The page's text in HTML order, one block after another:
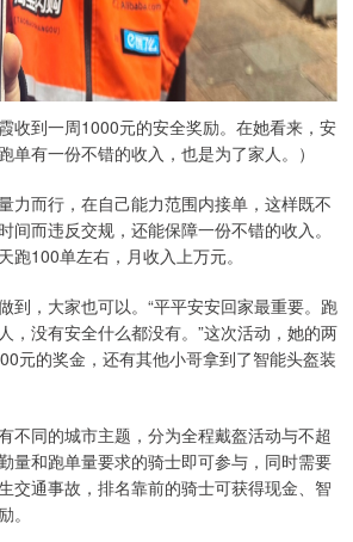
收到一周1000元的安全奖励。在她看来，安
单有一份不错的收入，也是为了家人。）
力而行，在自己能力范围内接单，这样既不
间而违反交规，还能保障一份不错的收入。
跑100单左右，月收入上万元。
到，大家也可以。“平平安安回家最重要。跑
，没有安全什么都没有。”这次活动，她的两
元的奖金，还有其他小哥拿到了智能头盔装
不同的城市主题，分为全程戴盔活动与不超
量和跑单量要求的骑士即可参与，同时需要
交通事故，排名靠前的骑士可获得现金、智
。